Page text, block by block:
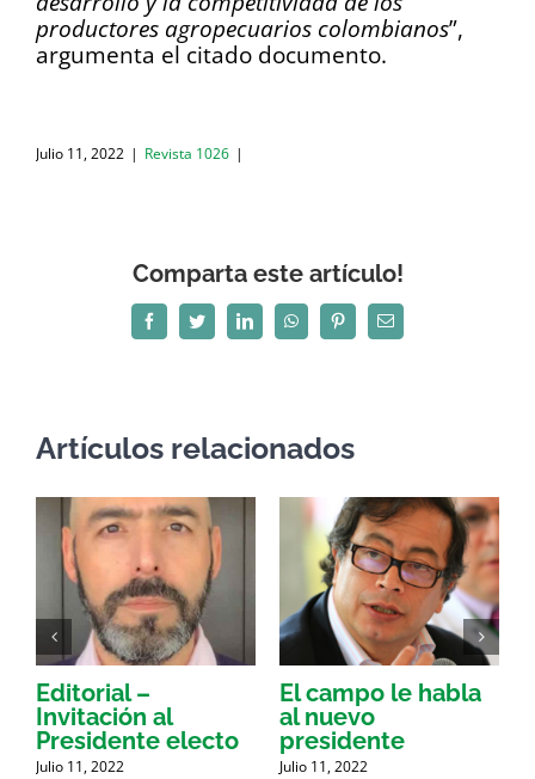
productores agropecuarios colombianos”,
argumenta el citado documento.
Julio 11, 2022 | Revista 1026 |
Comparta este artículo!
FacebookTwitterLinkedInWhatsAppPinterestCorreo
electrónico
Artículos relacionados
Editorial –
Invitación al
Presidente electo
Julio 11, 2022
El campo le habla
al nuevo
presidente
Julio 11, 2022